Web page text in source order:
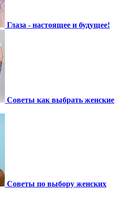
Глаза - настоящее и будущее!
Советы как выбрать женские
Советы по выбору женских